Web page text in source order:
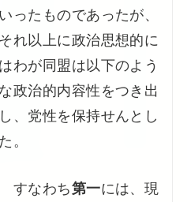
いったものであったが、
それ以上に政治思想的に
はわが同盟は以下のよう
な政治的内容性をつき出
し、党性を保持せんとし
た。
すなわち第一には、現